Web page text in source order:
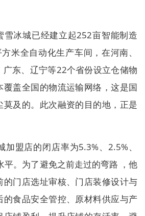
冰城已经建立起252亩智能制造
米全自动化生产车间，在河南、
广东、辽宁等22个省份设立仓储物
盖全国的物流运输网络，这是国
莫及的。此次融资的目的地，正是
盟店的闭店率为5.3%、2.5%、
平。为了避免之前走过的弯路 ，他
的门店选址审核、门店装修设计与
的食品安全管控、原材料供应与产